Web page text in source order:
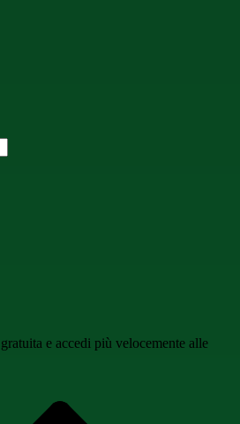
e accedi più velocemente alle